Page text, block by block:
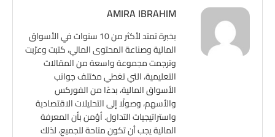
AMIRA IBRAHIM
بخبرة تمتد لأكثر من 10 سنوات في الأسواق
المالية وصناعة المحتوى المالي، كتبت وعرّبت
وترجمت مجموعة واسعة من المقالات
التعليمية، التي تغطي مختلف جوانب
الأسواق المالية، بدءًا من الفوركس
والأسهم، وصولًا إلى التحليلات الاقتصادية
واستراتيجيات التداول. أؤمن بأن المعرفة
المالية يجب أن تكون متاحة للجميع، لذلك